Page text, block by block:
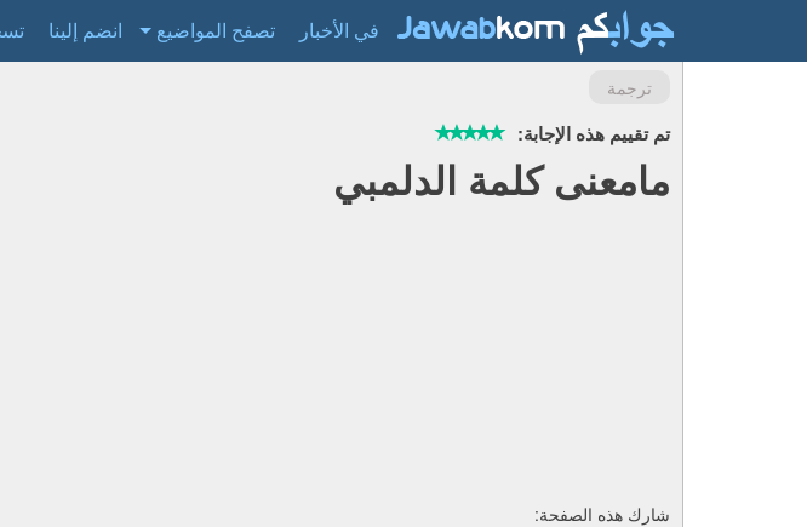
في الأخبار تصفح المواضيع انضم إلينا
ترجمة
تم تقييم هذه الإجابة:
مامعنى كلمة الدلمبي
شارك هذه الصفحة: